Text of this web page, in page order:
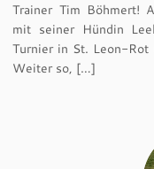
Trainer Tim Böhmert!
mit seiner Hündin
Turnier in St. Leon-
Weiter so, […]